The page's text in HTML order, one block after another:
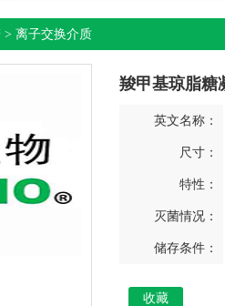
> 离子交换介质
羧甲基琼脂糖
英文名称：
尺寸：
特性：
灭菌情况：
储存条件：
收藏